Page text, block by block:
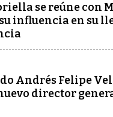
se reúne con
influencia en su
Andrés Felipe
director